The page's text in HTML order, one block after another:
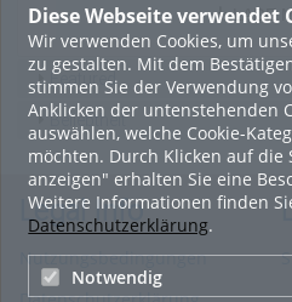
Diese Webseite verwendet
Wir verwenden Cookies, um
zu gestalten. Mit dem
stimmen Sie der Verwendung
Anklicken der untenstehenden
auswählen, welche Cookie-
möchten. Durch Klicken auf die
anzeigen" erhalten Sie eine
Weitere Informationen finden
Datenschutzerklärung.
Notwendig
LADE
Featured
Beliebtheit
Legal Info
Nutzungsbedingungen